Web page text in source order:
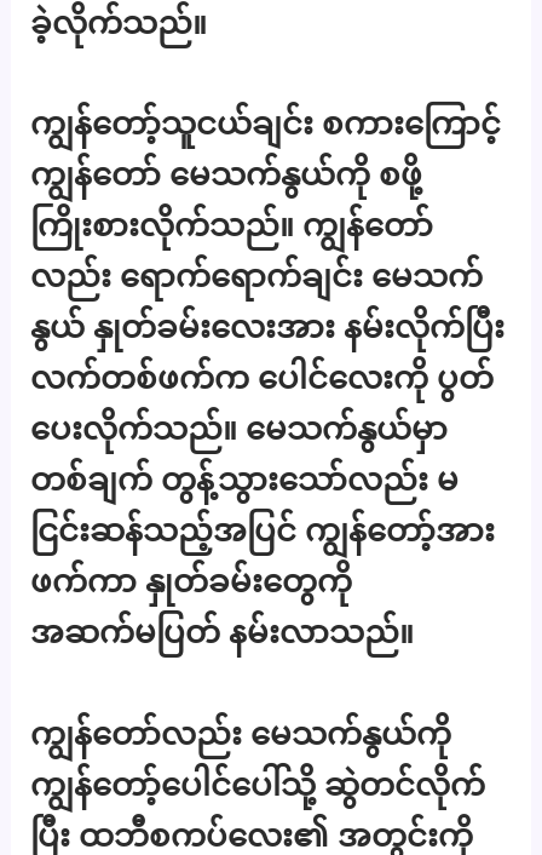
ခဲ့လိုက်သည်။
ကျွန်တော့်သူငယ်ချင်း စကားကြောင့်
ကျွန်တော် မေသက်နွယ်ကို စဖို့
ကြိုးစားလိုက်သည်။ ကျွန်တော်
လည်း ရောက်ရောက်ချင်း မေသက်
နွယ် နှုတ်ခမ်းလေးအား နမ်းလိုက်ပြီး
လက်တစ်ဖက်က ပေါင်လေးကို ပွတ်
ပေးလိုက်သည်။ မေသက်နွယ်မှာ
တစ်ချက် တွန့်သွားသော်လည်း မ
ငြင်းဆန်သည့်အပြင် ကျွန်တော့်အား
ဖက်ကာ နှုတ်ခမ်းတွေကို
အဆက်မပြတ် နမ်းလာသည်။
ကျွန်တော်လည်း မေသက်နွယ်ကို
ကျွန်တော့်ပေါင်ပေါ်သို့ ဆွဲတင်လိုက်
ပြီး ထဘီစကပ်လေး၏ အတွင်းကို